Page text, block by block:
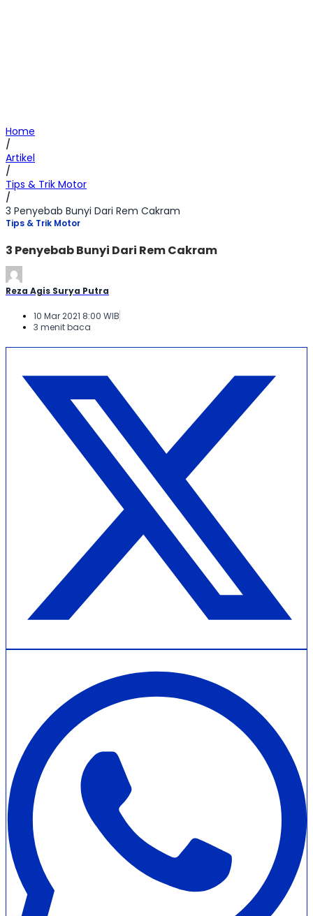
Home
/
Artikel
/
Tips & Trik Motor
/
3 Penyebab Bunyi Dari Rem Cakram
Tips & Trik Motor
3 Penyebab Bunyi Dari Rem Cakram
Reza Agis Surya Putra
10 Mar 2021 8:00 WIB
3 menit baca